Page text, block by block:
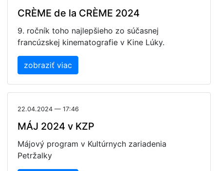
CRÈME de la CRÈME 2024
9. ročník toho najlepšieho zo súčasnej
francúzskej kinematografie v Kine Lúky.
zobraziť viac
22.04.2024 — 17:46
MÁJ 2024 v KZP
Májový program v Kultúrnych zariadenia
Petržalky